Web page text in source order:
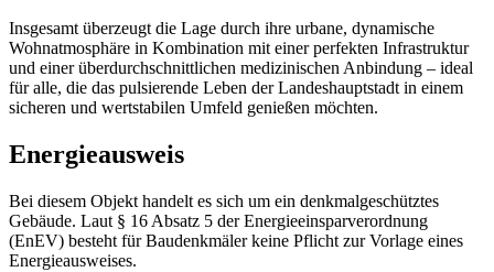
Insgesamt überzeugt die Lage durch ihre urbane, dynamische
Wohnatmosphäre in Kombination mit einer perfekten Infrastruktur
und einer überdurchschnittlichen medizinischen Anbindung – ideal
für alle, die das pulsierende Leben der Landeshauptstadt in einem
sicheren und wertstabilen Umfeld genießen möchten.
Energieausweis
Bei diesem Objekt handelt es sich um ein denkmalgeschütztes
Gebäude. Laut § 16 Absatz 5 der Energieeinsparverordnung
(EnEV) besteht für Baudenkmäler keine Pflicht zur Vorlage eines
Energieausweises.